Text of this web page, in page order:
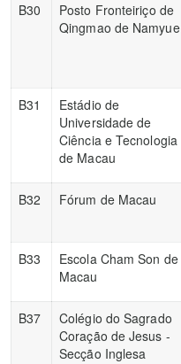
B30
Posto Fronteiriço de
Qingmao de Namyue
B31
Estádio de
Universidade de
Ciência e Tecnologia
de Macau
B32 Fórum de Macau
B33
Escola Cham Son de
Macau
B37
Colégio do Sagrado
Coração de Jesus -
Secção Inglesa